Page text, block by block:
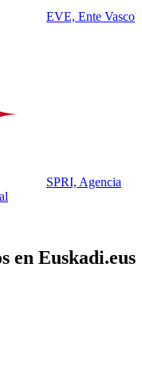
EVE, Ente Vasco
SPRI, Agencia
en Euskadi.eus